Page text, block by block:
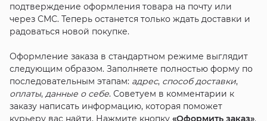
подтверждение оформления товара на почту или
через СМС. Теперь останется только ждать доставки и
радоваться новой покупке.
Оформление заказа в стандартном режиме выглядит
следующим образом. Заполняете полностью форму по
последовательным этапам: адрес, способ доставки,
оплаты, данные о себе. Советуем в комментарии к
заказу написать информацию, которая поможет
курьеру вас найти. Нажмите кнопку «Оформить заказ».